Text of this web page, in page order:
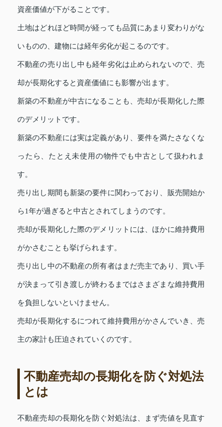
資産価値が下がることです。
土地はどれほど時間が経っても品質にあまり変わりがな
いものの、建物には経年劣化が起こるのです。
不動産の売り出し中も経年劣化は止められないので、売
却が長期化すると資産価値にも影響が出ます。
新築の不動産が中古になることも、売却が長期化した際
のデメリットです。
新築の不動産には実は定義があり、要件を満たさなくな
ったら、たとえ未使用の物件でも中古として扱われま
す。
売り出し期間も新築の要件に関わっており、販売開始か
ら1年が過ぎると中古とされてしまうのです。
売却が長期化した際のデメリットには、ほかに維持費用
がかさむことも挙げられます。
売り出し中の不動産の所有者はまだ売主であり、買い手
が決まって引き渡しが終わるまではさまざまな維持費用
を負担しないといけません。
売却が長期化するにつれて維持費用がかさんでいき、売
主の家計も圧迫されていくのです。
不動産売却の長期化を防ぐ対処法
とは
不動産売却の長期化を防ぐ対処法は、まず売値を見直す